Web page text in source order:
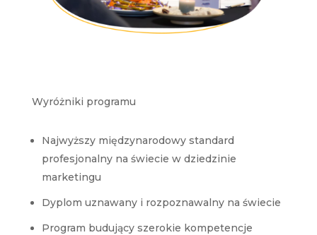
Wyróżniki programu
Najwyższy międzynarodowy standard
profesjonalny na świecie w dziedzinie
marketingu
Dyplom uznawany i rozpoznawalny na świecie
Program budujący szerokie kompetencje